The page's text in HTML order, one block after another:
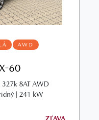
AWD
60
327k 8AT AWD
| 241 kW